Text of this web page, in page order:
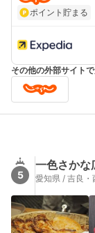
ポイント貯まる
その他の外部サイト
5
一色さかな
愛知県 / 吉良・